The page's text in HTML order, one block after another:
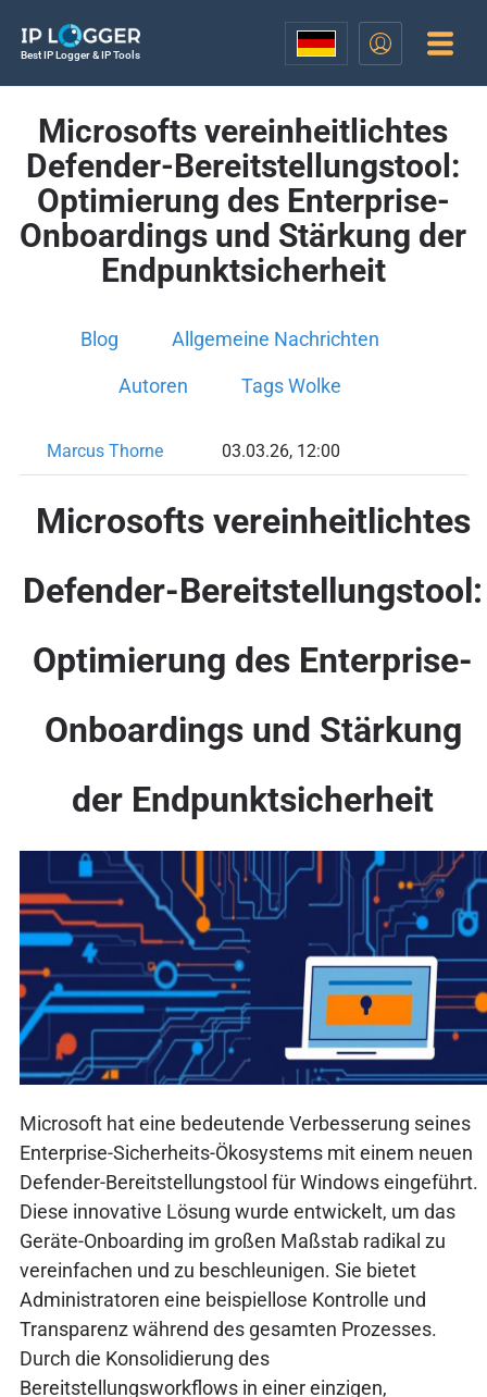
Best IP Logger & IP Tools
Microsofts vereinheitlichtes
Defender-Bereitstellungstool:
Optimierung des Enterprise-
Onboardings und Stärkung der
Endpunktsicherheit
Blog Allgemeine Nachrichten
Autoren Tags Wolke
Marcus Thorne 03.03.26, 12:00
Microsofts vereinheitlichtes
Defender-Bereitstellungstool:
Optimierung des Enterprise-
Onboardings und Stärkung
der Endpunktsicherheit
Microsoft hat eine bedeutende Verbesserung seines
Enterprise-Sicherheits-Ökosystems mit einem neuen
Defender-Bereitstellungstool für Windows eingeführt.
Diese innovative Lösung wurde entwickelt, um das
Geräte-Onboarding im großen Maßstab radikal zu
vereinfachen und zu beschleunigen. Sie bietet
Administratoren eine beispiellose Kontrolle und
Transparenz während des gesamten Prozesses.
Durch die Konsolidierung des
Bereitstellungsworkflows in einer einzigen,